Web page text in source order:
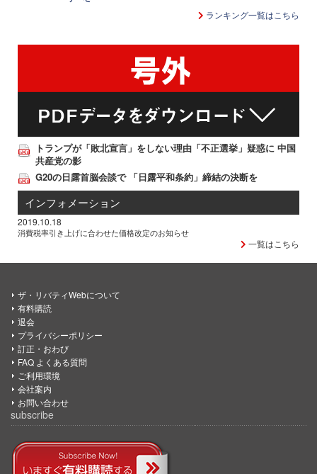
ランキング一覧はこちら
トランプが「敗北宣言」をしない理由「不正選挙」疑惑に 中国
共産党の影
G20の日露首脳会談で 「日露平和条約」締結の決断を
インフォメーション
2019.10.18
消費税率引き上げに合わせた価格改定のお知らせ
一覧はこちら
ザ・リバティWebについて
有料購読
退会
プライバシーポリシー
訂正・おわび
FAQ よくある質問
ご利用環境
会社案内
お問い合わせ
subscribe